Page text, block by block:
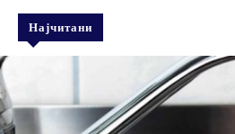
Најчитани